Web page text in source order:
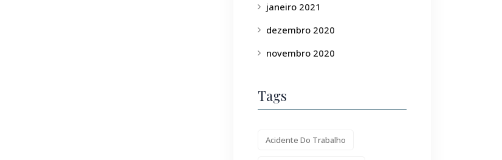
janeiro 2021
dezembro 2020
novembro 2020
Tags
Acidente Do Trabalho